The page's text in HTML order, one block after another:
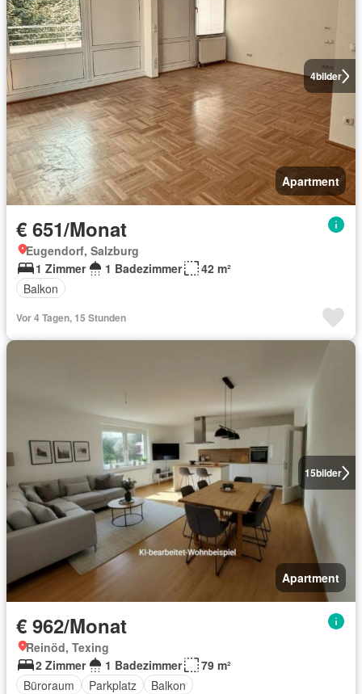
4bilder
Apartment
€ 651/Monat
Eugendorf, Salzburg
1 Zimmer
1 Badezimmer
42 m²
Balkon
Vor 4 Tagen, 15 Stunden
15bilder
Apartment
€ 962/Monat
Reinöd, Texing
2 Zimmer
1 Badezimmer
79 m²
Büroraum
Parkplatz Balkon